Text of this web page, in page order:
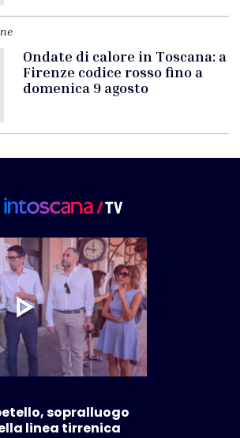
Ondate di calore in Toscana: a
Firenze codice rosso fino a
domenica 9 agosto
sopralluogo
linea tirrenica